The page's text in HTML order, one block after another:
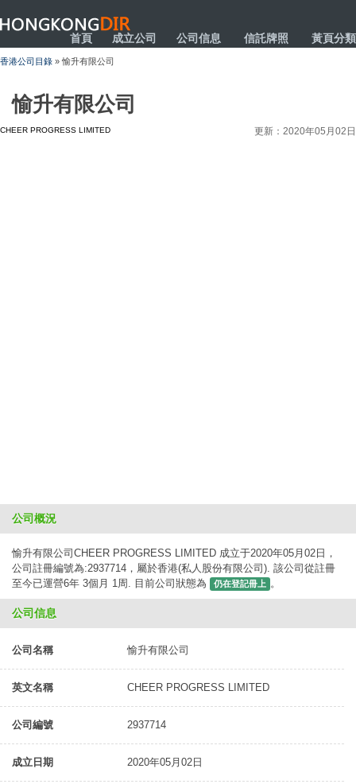
HONGKONGDIR
首頁 成立公司 公司信息 信託牌照 黃頁分類
香港公司目錄 » 愉升有限公司
愉升有限公司
CHEER PROGRESS LIMITED 更新：2020年05月02日
公司概況
愉升有限公司CHEER PROGRESS LIMITED 成立于2020年05月02日，
公司註冊編號為:2937714，屬於香港(私人股份有限公司). 該公司從註冊
至今已運營6年 3個月 1周. 目前公司狀態為
仍在登記冊上 。
公司信息
公司名稱 愉升有限公司
英文名稱 CHEER PROGRESS LIMITED
公司編號 2937714
成立日期 2020年05月02日